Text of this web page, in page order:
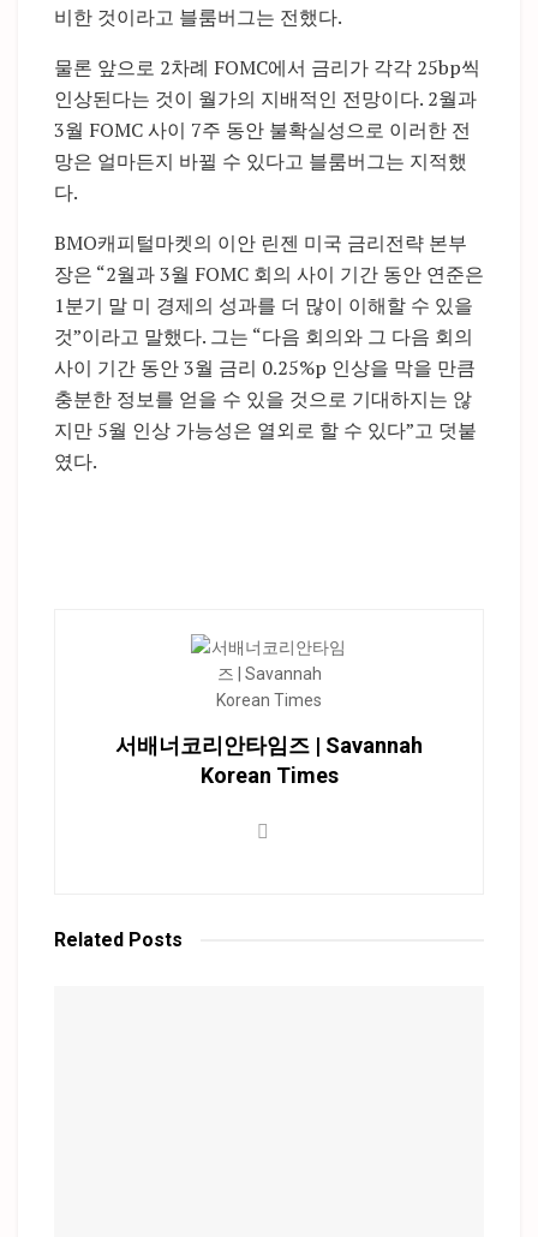
비한 것이라고 블룸버그는 전했다.
물론 앞으로 2차례 FOMC에서 금리가 각각 25bp씩
인상된다는 것이 월가의 지배적인 전망이다. 2월과
3월 FOMC 사이 7주 동안 불확실성으로 이러한 전
망은 얼마든지 바뀔 수 있다고 블룸버그는 지적했
다.
BMO캐피털마켓의 이안 린젠 미국 금리전략 본부
장은 “2월과 3월 FOMC 회의 사이 기간 동안 연준은
1분기 말 미 경제의 성과를 더 많이 이해할 수 있을
것”이라고 말했다. 그는 “다음 회의와 그 다음 회의
사이 기간 동안 3월 금리 0.25%p 인상을 막을 만큼
충분한 정보를 얻을 수 있을 것으로 기대하지는 않
지만 5월 인상 가능성은 열외로 할 수 있다”고 덧붙
였다.
서배너코리안타임즈 | Savannah
Korean Times
Related Posts